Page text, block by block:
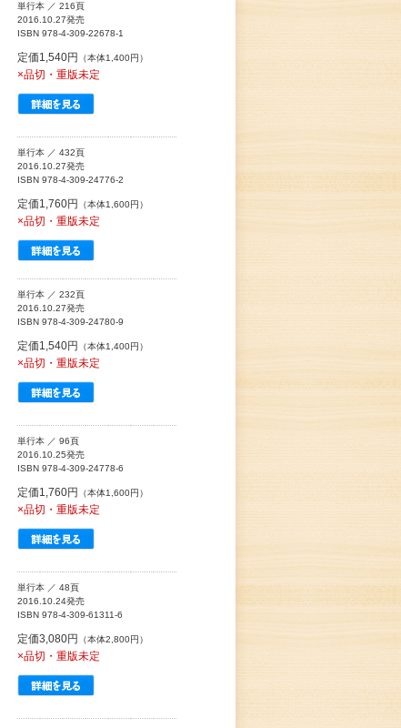
単行本 ／ 216頁
2016.10.27発売
ISBN 978-4-309-22678-1
定価1,540円 （本体1,400円）
×品切・重版未定
単行本 ／ 432頁
2016.10.27発売
ISBN 978-4-309-24776-2
定価1,760円 （本体1,600円）
×品切・重版未定
単行本 ／ 232頁
2016.10.27発売
ISBN 978-4-309-24780-9
定価1,540円 （本体1,400円）
×品切・重版未定
単行本 ／ 96頁
2016.10.25発売
ISBN 978-4-309-24778-6
定価1,760円 （本体1,600円）
×品切・重版未定
単行本 ／ 48頁
2016.10.24発売
ISBN 978-4-309-61311-6
定価3,080円 （本体2,800円）
×品切・重版未定